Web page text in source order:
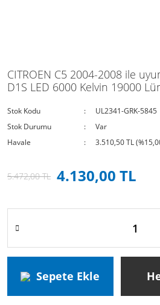
CITROEN C5 2004-2008 ile
D1S LED 6000 Kelvin 19000
Stok Kodu
UL2341-GRK-5845
Stok Durumu
Var
Havale
3.510,50 TL
5.472,00 TL 4.130,00 TL
Sepete Ekle